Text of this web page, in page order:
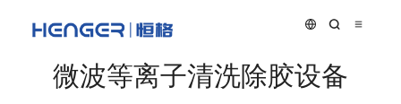
微波等离子清洗除胶设备